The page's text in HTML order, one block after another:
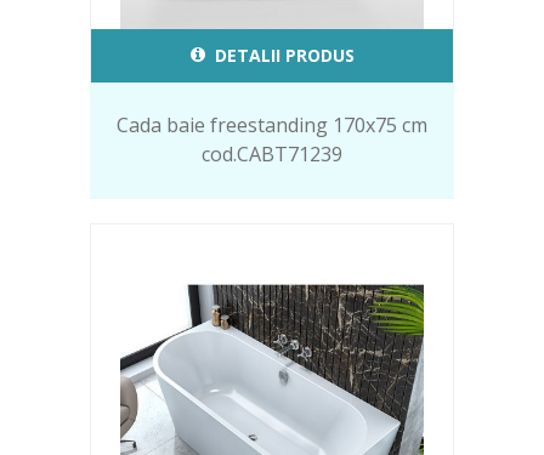
DETALII PRODUS
Cada baie freestanding 170x75 cm
cod.CABT71239